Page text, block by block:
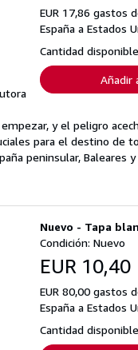
EUR 17,86 gastos
España a Estados
Cantidad
Añadir
y el peligro
para el destino de
peninsular, Baleares y
Nuevo - Tapa
Condición: Nuevo
EUR 10,40
EUR 80,00 gastos
España a Estados
Cantidad